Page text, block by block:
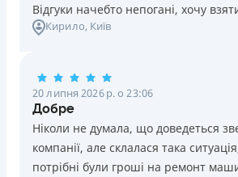
Відгуки начебто непогані, хочу
Кирило, Київ
20 липня 2026 р. о 23:06
Добре
Ніколи не думала, що доведеться
компанії, але склалася така
потрібні були гроші на ремонт